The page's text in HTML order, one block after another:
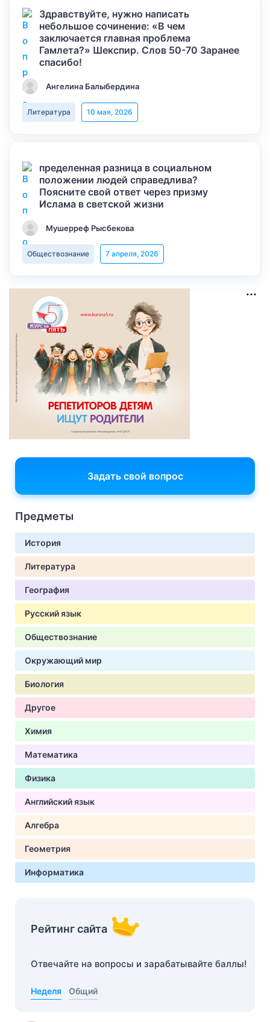
Здравствуйте, нужно написать
небольшое сочинение: «В чем
заключается главная проблема
Гамлета?» Шекспир. Слов 50-70 Заранее
спасибо!
Ангелина Балыбердина
Литература 10 мая, 2026
пределенная разница в социальном
положении людей справедлива?
Поясните свой ответ через призму
Ислама в светской жизни
Мушерреф Рысбекова
Обществознание 7 апреля, 2026
Задать свой вопрос
Предметы
История
Литература
География
Русский язык
Обществознание
Окружающий мир
Биология
Другое
Химия
Математика
Физика
Английский язык
Алгебра
Геометрия
Информатика
Рейтинг сайта
Отвечайте на вопросы и зарабатывайте баллы!
Неделя Общий